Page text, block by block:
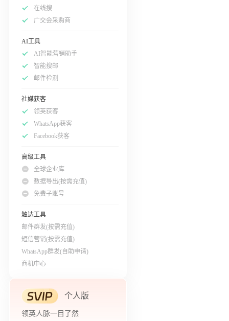
在线搜
广交会采购商
AI工具
AI智能营销助手
智能搜邮
邮件检测
社媒获客
领英获客
WhatsApp获客
Facebook获客
高级工具
全球企业库
数据导出(按需充值)
免费子账号
触达工具
邮件群发(按需充值)
短信营销(按需充值)
WhatsApp群发(自助申请)
商机中心
个人版
领英人脉一目了然